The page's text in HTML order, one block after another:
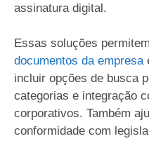
assinatura digital.
Essas soluções
documentos da empresa
incluir opções de busca
categorias e integração
corporativos. Também
conformidade com